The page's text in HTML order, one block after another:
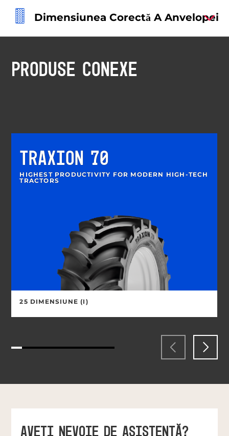
Dimensiunea Corectă A Anvelopei
PRODUSE CONEXE
TRAXION 70
HIGHEST PRODUCTIVITY FOR MODERN HIGH-TECH
TRACTORS
25 DIMENSIUNE (I)
AVEŢI NEVOIE DE ASISTENŢĂ?